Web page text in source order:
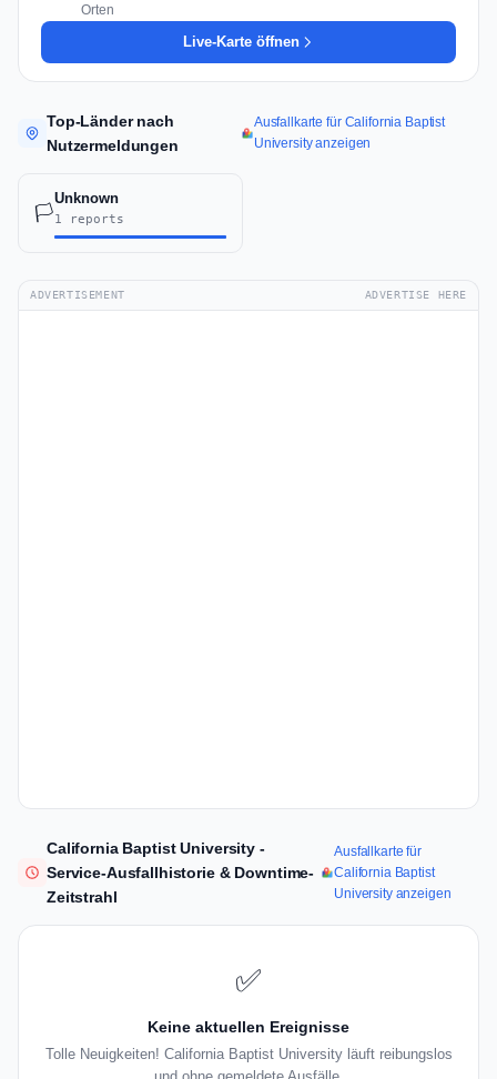
Orten
Live-Karte öffnen
Top-Länder nach
Nutzermeldungen
Ausfallkarte für California Baptist
University anzeigen
🏳️
Unknown
1 reports
ADVERTISEMENT ADVERTISE HERE
California Baptist University -
Service-Ausfallhistorie & Downtime-
Zeitstrahl
Ausfallkarte für
California Baptist
University anzeigen
✅
Keine aktuellen Ereignisse
Tolle Neuigkeiten! California Baptist University läuft reibungslos